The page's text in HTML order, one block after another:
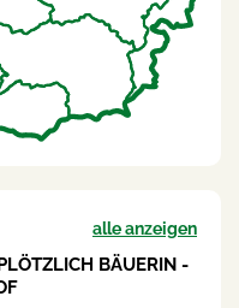
alle anzeigen
BÄUERIN -